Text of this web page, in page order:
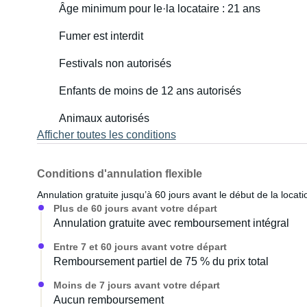
Âge minimum pour le·la locataire : 21 ans
Fumer est interdit
Festivals non autorisés
Enfants de moins de 12 ans autorisés
Animaux autorisés
Afficher toutes les conditions
Conditions d'annulation flexible
Annulation gratuite jusqu’à 60 jours avant le début de la
Plus de 60 jours avant votre départ
Annulation gratuite avec remboursement intégral
Entre 7 et 60 jours avant votre départ
Remboursement partiel de 75 % du prix total
Moins de 7 jours avant votre départ
Aucun remboursement